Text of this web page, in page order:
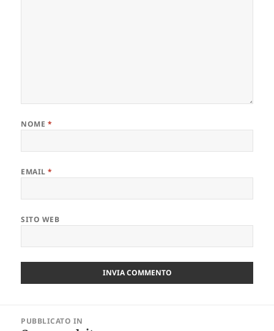
NOME *
EMAIL*
SITO WEB
articoli
PUBBLICATO IN